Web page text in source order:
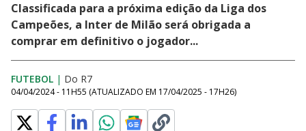
Classificada para a próxima edição da Liga dos
Campeões, a Inter de Milão será obrigada a
comprar em definitivo o jogador...
FUTEBOL | Do R7
04/04/2024 - 11H55 (ATUALIZADO EM 17/04/2025 - 17H26)